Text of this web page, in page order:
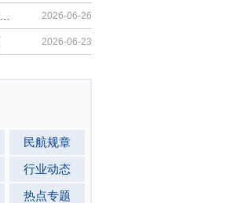
2026-06-26
2026-06-23
民航规章
行业动态
热点专题